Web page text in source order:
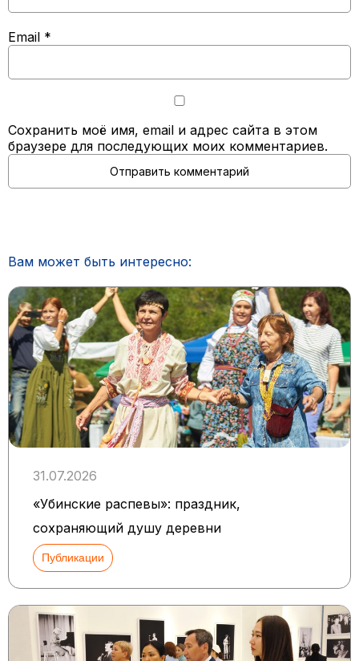
Email *
Сохранить моё имя, email и адрес сайта в этом
браузере для последующих моих комментариев.
Вам может быть интересно:
31.07.2026
«Убинские распевы»: праздник,
сохраняющий душу деревни
Публикации